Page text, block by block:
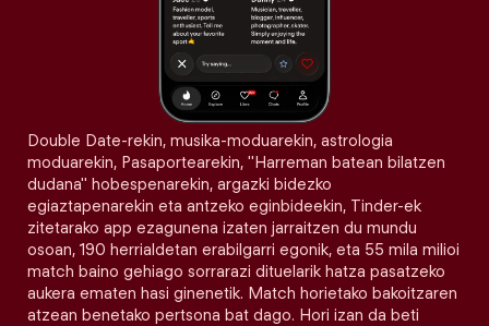
Double Date-rekin, musika-moduarekin, astrologia
moduarekin, Pasaportearekin, "Harreman batean bilatzen
dudana" hobespenarekin, argazki bidezko
egiaztapenarekin eta antzeko eginbideekin, Tinder-ek
zitetarako app ezagunena izaten jarraitzen du mundu
osoan, 190 herrialdetan erabilgarri egonik, eta 55 mila milioi
match baino gehiago sorrarazi dituelarik hatza pasatzeko
aukera ematen hasi ginenetik. Match horietako bakoitzaren
atzean benetako pertsona bat dago. Hori izan da beti